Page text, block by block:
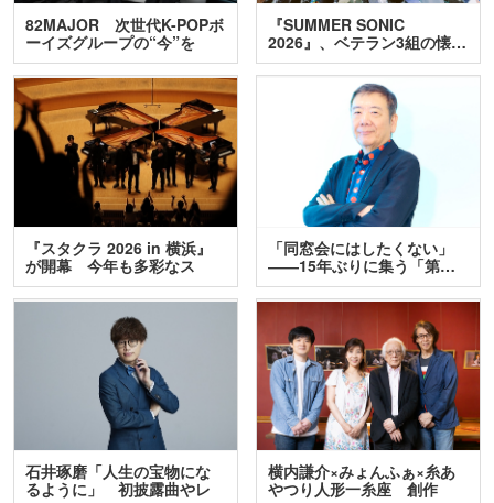
82MAJOR 次世代K-POPボ
ーイズグループの“今”を
訊…
『SUMMER SONIC
2026』、ベテラン3組の懐…
『スタクラ 2026 in 横浜』
が開幕 今年も多彩なス
テ…
「同窓会にはしたくない」
――15年ぶりに集う「第…
石井琢磨「人生の宝物にな
るように」 初披露曲やレ
横内謙介×みょんふぁ×糸あ
やつり人形一糸座 創作